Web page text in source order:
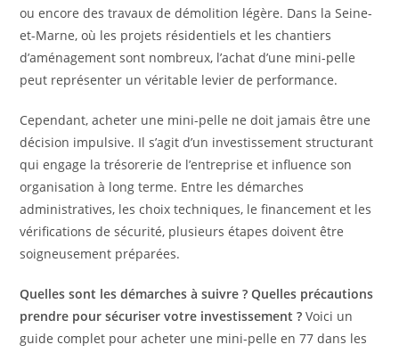
ou encore des travaux de démolition légère. Dans la Seine-
et-Marne, où les projets résidentiels et les chantiers
d’aménagement sont nombreux, l’achat d’une mini-pelle
peut représenter un véritable levier de performance.
Cependant, acheter une mini-pelle ne doit jamais être une
décision impulsive. Il s’agit d’un investissement structurant
qui engage la trésorerie de l’entreprise et influence son
organisation à long terme. Entre les démarches
administratives, les choix techniques, le financement et les
vérifications de sécurité, plusieurs étapes doivent être
soigneusement préparées.
Quelles sont les démarches à suivre ? Quelles précautions
prendre pour sécuriser votre investissement ? Voici un
guide complet pour acheter une mini-pelle en 77 dans les